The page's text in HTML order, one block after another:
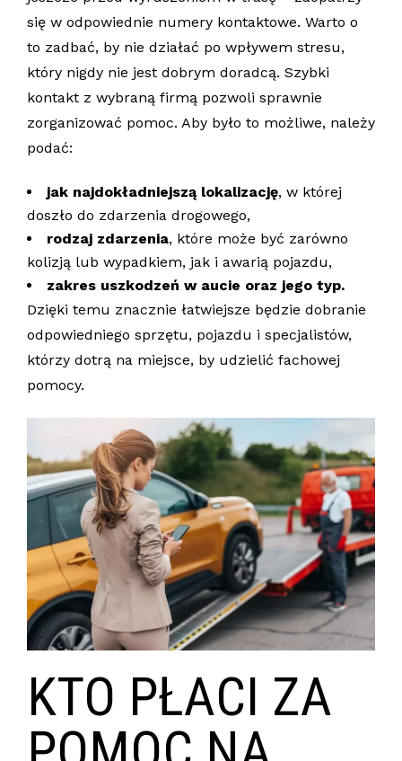
się w odpowiednie numery kontaktowe. Warto o
to zadbać, by nie działać po wpływem stresu,
który nigdy nie jest dobrym doradcą. Szybki
kontakt z wybraną firmą pozwoli sprawnie
zorganizować pomoc. Aby było to możliwe, należy
podać:
jak najdokładniejszą lokalizację, w której
doszło do zdarzenia drogowego,
rodzaj zdarzenia, które może być zarówno
kolizją lub wypadkiem, jak i awarią pojazdu,
zakres uszkodzeń w aucie oraz jego typ.
Dzięki temu znacznie łatwiejsze będzie dobranie
odpowiedniego sprzętu, pojazdu i specjalistów,
którzy dotrą na miejsce, by udzielić fachowej
pomocy.
KTO PŁACI ZA